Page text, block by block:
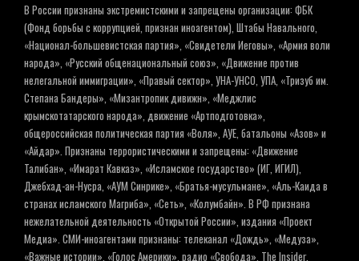
В России признаны экстремистскими и запрещены организации: ФБК
(Фонд борьбы с коррупцией, признан иноагентом), Штабы Навального,
«Национал-большевистская партия», «Свидетели Иеговы», «Армия воли
народа», «Русский общенациональный союз», «Движение против
нелегальной иммиграции», «Правый сектор», УНА-УНСО, УПА, «Тризуб им.
Степана Бандеры», «Мизантропик дивижн», «Меджлис
крымскотатарского народа», движение «Артподготовка»,
общероссийская политическая партия «Воля», АУЕ, батальоны «Азов» и
«Айдар». Признаны террористическими и запрещены: «Движение
Талибан», «Имарат Кавказ», «Исламское государство» (ИГ, ИГИЛ),
Джебхад-ан-Нусра, «АУМ Синрике», «Братья-мусульмане», «Аль-Каида в
странах исламского Магриба», «Сеть», «Колумбайн». В РФ признана
нежелательной деятельность «Открытой России», издания «Проект
Медиа». СМИ-иноагентами признаны: телеканал «Дождь», «Медуза»,
«Важные истории», «Голос Америки», радио «Свобода», The Insider,